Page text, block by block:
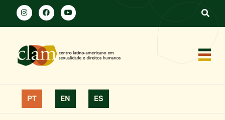
PT EN ES